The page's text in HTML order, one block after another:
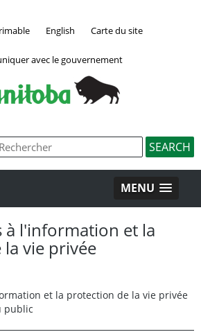
English Carte du site
avec le gouvernement
MENU
à l'information et la
vie privée
et la protection de la vie privée
public